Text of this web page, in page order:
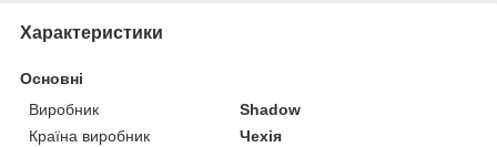
Характеристики
Основні
Виробник
Shadow
Країна виробник
Чехія